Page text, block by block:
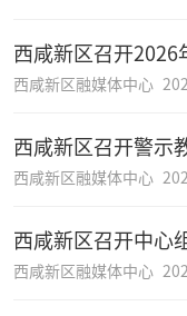
西咸新区召开2026
西咸新区融媒体中心
西咸新区召开警示
西咸新区融媒体中心
西咸新区召开中心
西咸新区融媒体中心